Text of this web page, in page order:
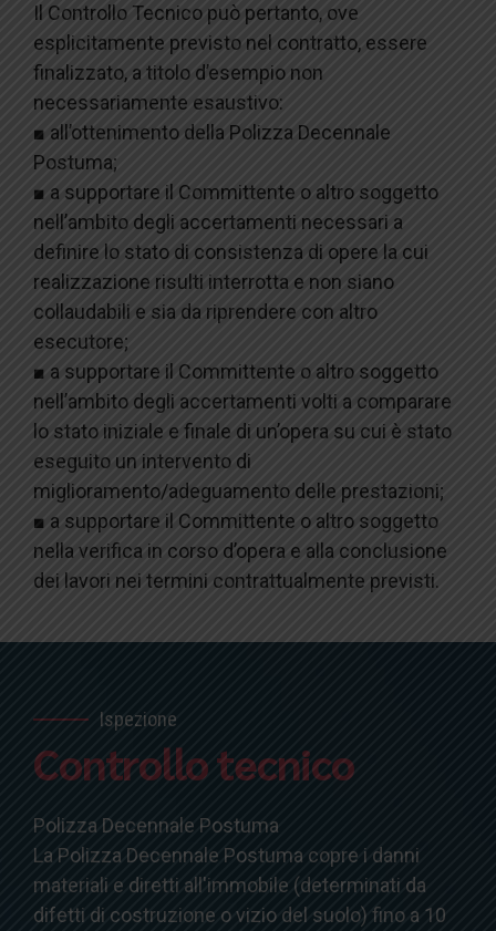
Il Controllo Tecnico può pertanto, ove
esplicitamente previsto nel contratto, essere
finalizzato, a titolo d’esempio non
necessariamente esaustivo:
■ all’ottenimento della Polizza Decennale
Postuma;
■ a supportare il Committente o altro soggetto
nell’ambito degli accertamenti necessari a
definire lo stato di consistenza di opere la cui
realizzazione risulti interrotta e non siano
collaudabili e sia da riprendere con altro
esecutore;
■ a supportare il Committente o altro soggetto
nell’ambito degli accertamenti volti a comparare
lo stato iniziale e finale di un’opera su cui è stato
eseguito un intervento di
miglioramento/adeguamento delle prestazioni;
■ a supportare il Committente o altro soggetto
nella verifica in corso d’opera e alla conclusione
dei lavori nei termini contrattualmente previsti.
Ispezione
Controllo tecnico
Polizza Decennale Postuma
La Polizza Decennale Postuma copre i danni
materiali e diretti all'immobile (determinati da
difetti di costruzione o vizio del suolo) fino a 10